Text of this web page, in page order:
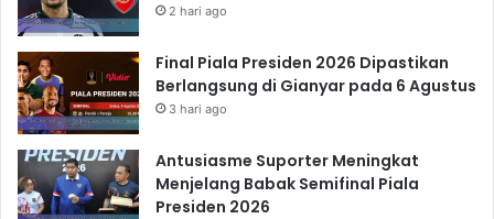
2 hari ago
Final Piala Presiden 2026 Dipastikan
Berlangsung di Gianyar pada 6 Agustus
3 hari ago
Antusiasme Suporter Meningkat
Menjelang Babak Semifinal Piala
Presiden 2026